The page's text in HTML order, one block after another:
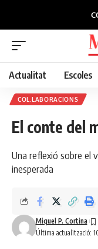
Actualitat Escoles
COL.LABORACIONS
El conte del
Una reflexió sobre el
inesperada
Última actualització:
Miquel P. Cortina